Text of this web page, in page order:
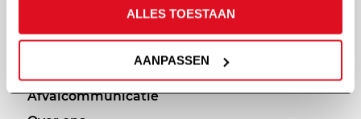
ALLES TOESTAAN
AANPASSEN
Diensten
Afvalcommunicatie
PRIVACY
Cookie statement
Privacy policy